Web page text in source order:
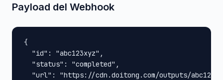
Payload del Webhook
{
  "id": "abc123xyz",
  "status": "completed",
"url": "https://cdn.doitong.com/outputs/